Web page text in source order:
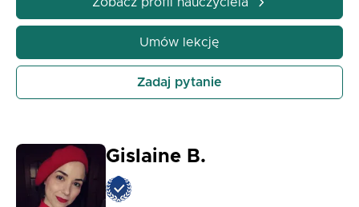
✅ Dostosowane do twoich potrzeb
✅ Elastyczne harmonogramy, wygodne z domu
Umów lekcję
Zadaj pytanie
Gislaine B.